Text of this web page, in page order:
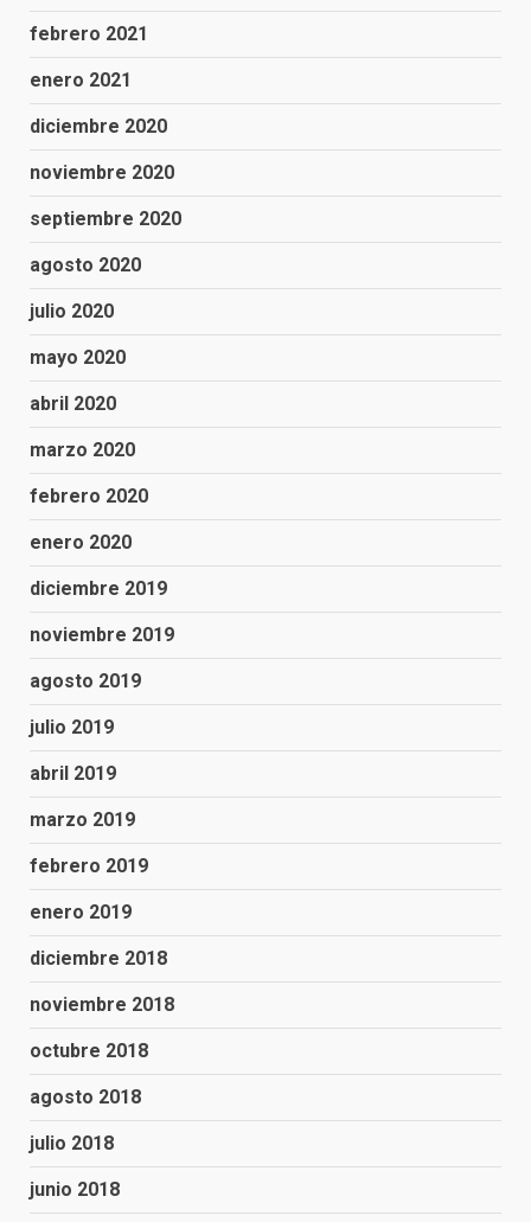
febrero 2021
enero 2021
diciembre 2020
noviembre 2020
septiembre 2020
agosto 2020
julio 2020
mayo 2020
abril 2020
marzo 2020
febrero 2020
enero 2020
diciembre 2019
noviembre 2019
agosto 2019
julio 2019
abril 2019
marzo 2019
febrero 2019
enero 2019
diciembre 2018
noviembre 2018
octubre 2018
agosto 2018
julio 2018
junio 2018